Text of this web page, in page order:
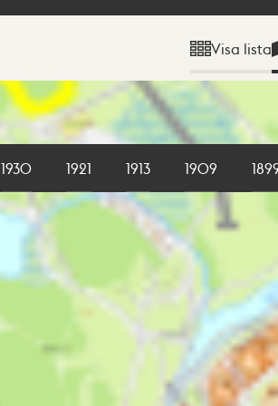
Visa lista
1930 1921 1913 1909